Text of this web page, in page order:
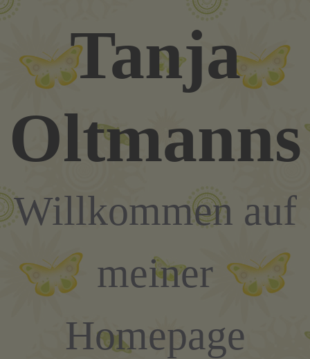
Zum
springen Tanja
Oltmanns
Willkommen auf
meiner
Homepage